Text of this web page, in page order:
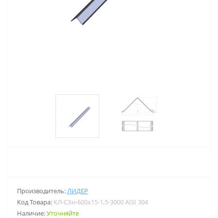
Производитель:ЛИДЕР
Код Товара: КЛ-СЗн-600х15-1,5-3000 AISI 304
Наличие:Уточняйте